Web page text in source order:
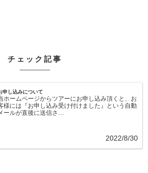
チェック記事
申し込みについて
ホームページからツアーにお申し込み頂くと、お
様には『お申し込み受け付けました』という自動
ールが直後に送信さ…
2022/8/30